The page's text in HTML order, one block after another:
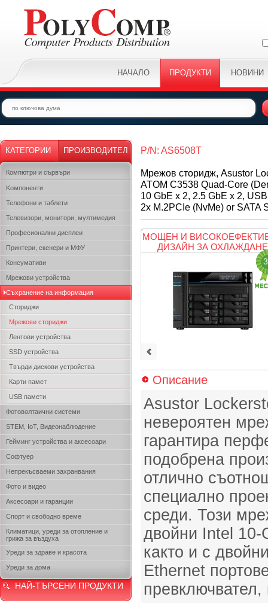
НАЧАЛО ПРОДУКТИ НОВИНИ
КАТЕГОРИИ ПРОИЗВОДИТЕЛ
Компютри и сървъри
Kомпоненти
Телефони и таблети
Телевизори, монитори, мултимедия
Професионални дисплеи
Принтери, скенери и МФУ
Консумативи
Мрежови устройства
Съхранение на информация
Сториджи
Мрежови сториджи
Лентови устройства
SSD устройства
Твърди дискови устройства
Карти памет
USB памети
Фотоволтаични системи
STEM, IoT, Видеонаблюдение
Гейминг устройства и аксесоари
Софтуер
Непрекъсваеми захранвания
Фото и видео
Аксесоари и гаранции
Спорт и свободно време
Климатици, уреди за отопление и
грижа за въздуха
Уреди за здраве и красота
Уреди за дома
НАЙ-ТЪРСЕНИ ПРОДУКТИ
P/N: AS6508T
Мрежов сторидж, Asustor
ATOM C3538 Quad-Core
10 GbE x 2, 2.5 GbE x 2,
2x M.2PCIe (NvMe) or SATA
МОЩЕН И
ДИЗАЙН ЗА ОХЛАЖДАНЕ
Описание
Asustor
невероятен
гарантира
подобрена
отлично
специално
среди. Този
двойни Intel 10-
както и с
Ethernet